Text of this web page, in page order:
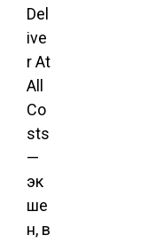
Del
ive
r At
All
Co
sts
—
эк
ше
н, в